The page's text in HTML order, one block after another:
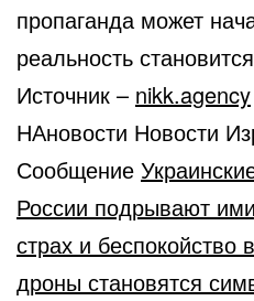
пропаганда может
реальность
Источник – nikk.agency
НАновости Новости
Сообщение
России подрывают
страх и беспокойство
дроны становятся